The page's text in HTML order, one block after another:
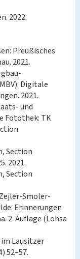
2022.
Preußisches
2021.
Digitale
2021.
und
Fotothek: TK
Section
2021.
Section
Smoler-
Erinnerungen
2. Auflage (Lohsa
im Lausitzer
52–57.